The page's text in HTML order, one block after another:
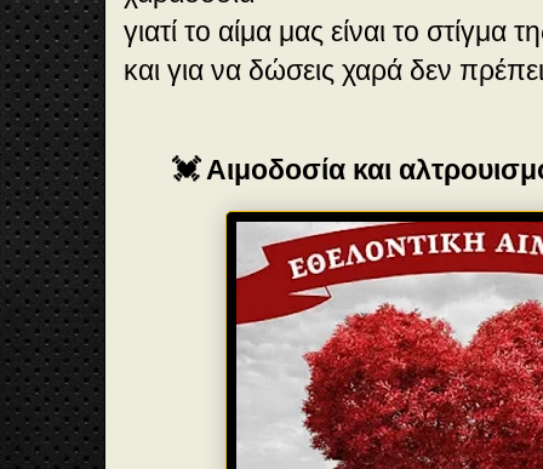
γιατί το αίμα μας είναι το στίγμα
και για να δώσεις χαρά δεν
💓 Αιμοδοσία και